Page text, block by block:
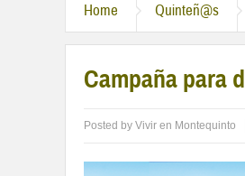
Home Quinteñ@s
Campaña para
Posted by Vivir en Montequinto